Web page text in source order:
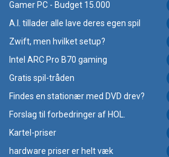
Gamer PC - Budget 15.000
A.I. tillader alle lave deres egen spil
Zwift, men hvilket setup?
Intel ARC Pro B70 gaming
Gratis spil-tråden
Findes en stationær med DVD drev?
Forslag til forbedringer af HOL.
Kartel-priser
hardware priser er helt væk